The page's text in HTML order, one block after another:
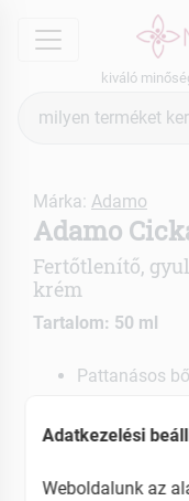
menu
kiváló
keresés
Márka: Adamo
Adamo
Fertőtlenítő,
krém
Tartalom: 50 ml
Pattanásos
Bőrgyulladás
Adatkezelési
Weboldalunk az